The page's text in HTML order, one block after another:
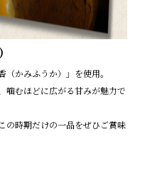
かみふうか）」を使用。
噛むほどに広がる甘みが魅力で
の時期だけの一品をぜひご賞味